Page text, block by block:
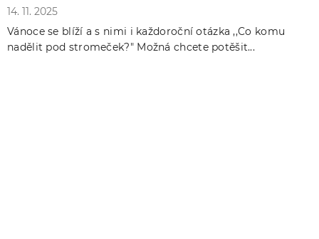
14. 11. 2025
Vánoce se blíží a s nimi i každoroční otázka ,,Co komu
nadělit pod stromeček?" Možná chcete potěšit...